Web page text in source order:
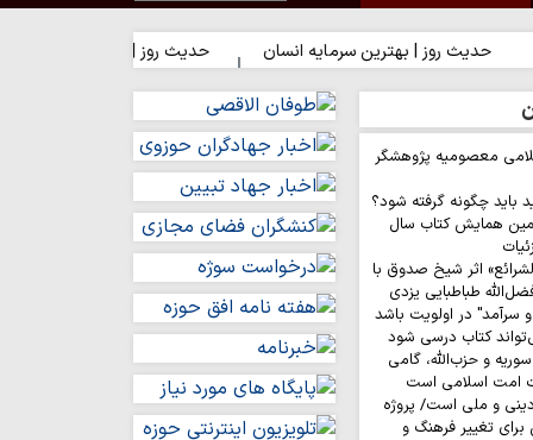
روز | بهترین سرمایه انسان حدیث روز | شکیبایی بر تلخی حق
معصومیه پژوهشگر
باید چگونه گرفته شود؟
همایش کتاب سال
اثر شیخ صدوق با
طباطبایی یزدی
سرآمد" در اولویت باشد
کتاب درسی شود
و حزب‌الله، گامی
امت اسلامی است
و ملی است/ پروژه
تغییر فرهنگ و